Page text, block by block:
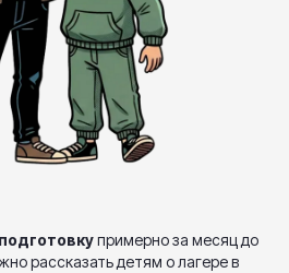
примерно за месяц до
рассказать детям о лагере в